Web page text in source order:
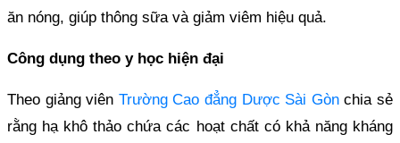
ăn nóng, giúp thông sữa và giảm viêm hiệu quả.
Công dụng theo y học hiện đại
Theo giảng viên Trường Cao đẳng Dược Sài Gònchia sẻ
rằng hạ khô thảo chứa các hoạt chất có khả năng kháng